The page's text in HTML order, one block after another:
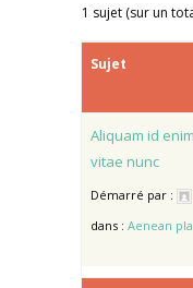
1 sujet (sur un
Sujet
Aliquam id enim
vitae nunc
Démarré par :
dans : Aenean